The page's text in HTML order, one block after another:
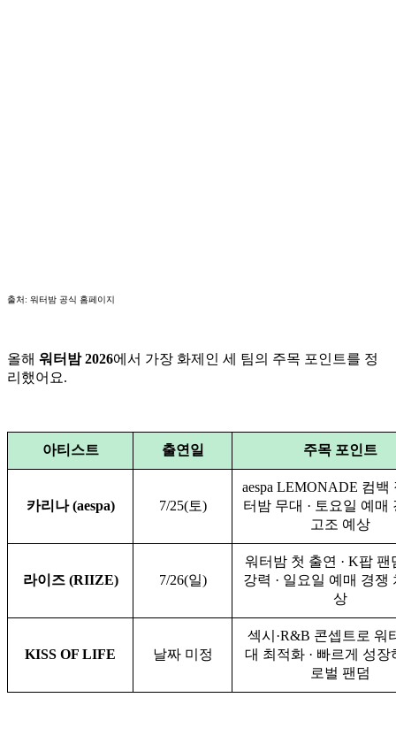
출처: 워터밤 공식 홈페이지
올해 워터밤 2026에서 가장 화제인 세 팀의 주목 포인트를 정
리했어요.
아티스트 출연일 주목 포인트
카리나 (aespa) 7/25(토)
aespa LEMONADE 컴백
터밤 무대 · 토요일 예매
고조 예상
라이즈 (RIIZE) 7/26(일)
워터밤 첫 출연 · K팝 팬
강력 · 일요일 예매 경쟁
상
KISS OF LIFE 날짜 미정
섹시·R&B 콘셉트로 워
대 최적화 · 빠르게 성장
로벌 팬덤